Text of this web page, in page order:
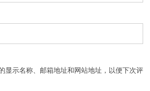
显示名称、邮箱地址和网站地址，以便下次评